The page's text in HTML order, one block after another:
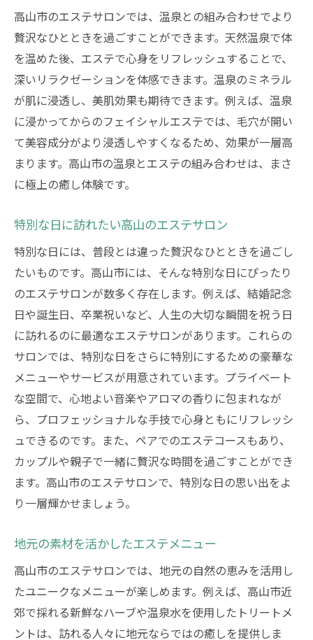
日帰りでも楽しめるエステサロン
旅の思い出になるエステ体験
観光後の疲れを取るエステメニュー
一日中楽しめるエステと観光のコース
エステで心も体もリフレッシュ
高山市のエステサロンで至福のひとときを過ご
す魅力的なポイント
高山エステサロンの魅力ベスト5
リピーターが多い理由とは
エステサロンの選び方ガイド
高山エステの特別メニュー紹介
エステで感じる高山の魅力
高山市のエステサロンでは、温泉との組み合わせでより
贅沢なひとときを過ごすことができます。天然温泉で体
を温めた後、エステで心身をリフレッシュすることで、
深いリラクゼーションを体感できます。温泉のミネラル
が肌に浸透し、美肌効果も期待できます。例えば、温泉
に浸かってからのフェイシャルエステでは、毛穴が開い
て美容成分がより浸透しやすくなるため、効果が一層高
まります。高山市の温泉とエステの組み合わせは、まさ
に極上の癒し体験です。
特別な日に訪れたい高山のエステサロン
特別な日には、普段とは違った贅沢なひとときを過ごし
たいものです。高山市には、そんな特別な日にぴったり
のエステサロンが数多く存在します。例えば、結婚記念
日や誕生日、卒業祝いなど、人生の大切な瞬間を祝う日
に訪れるのに最適なエステサロンがあります。これらの
サロンでは、特別な日をさらに特別にするための豪華な
メニューやサービスが用意されています。プライベート
な空間で、心地よい音楽やアロマの香りに包まれなが
ら、プロフェッショナルな手技で心身ともにリフレッシ
ュできるのです。また、ペアでのエステコースもあり、
カップルや親子で一緒に贅沢な時間を過ごすことができ
ます。高山市のエステサロンで、特別な日の思い出をよ
り一層輝かせましょう。
地元の素材を活かしたエステメニュー
高山市のエステサロンでは、地元の自然の恵みを活用し
たユニークなメニューが楽しめます。例えば、高山市近
郊で採れる新鮮なハーブや温泉水を使用したトリートメ
ントは、訪れる人々に地元ならではの癒しを提供しま